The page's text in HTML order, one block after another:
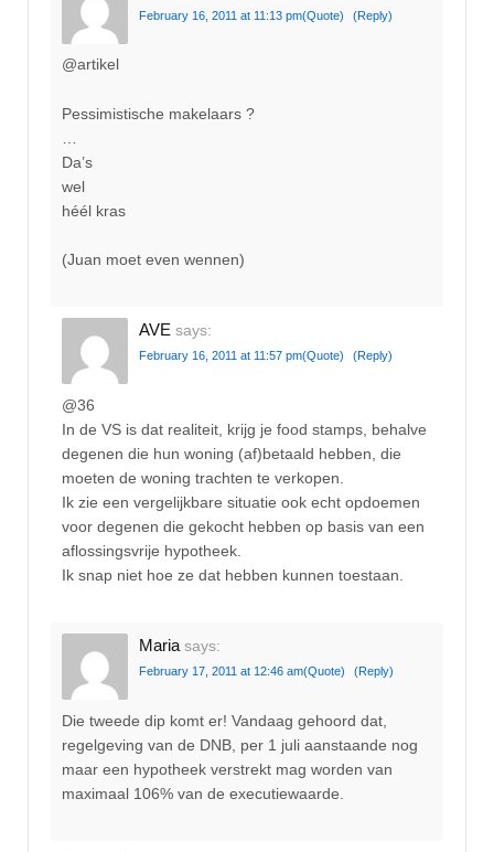
February 16, 2011 at 11:13 pm(Quote) (Reply)
@artikel
Pessimistische makelaars ?
Da’s
wel
héél kras
(Juan moet even wennen)
AVE says:
February 16, 2011 at 11:57 pm(Quote) (Reply)
@36
In de VS is dat realiteit, krijg je food stamps, behalve
degenen die hun woning (af)betaald hebben, die
moeten de woning trachten te verkopen.
Ik zie een vergelijkbare situatie ook echt opdoemen
voor degenen die gekocht hebben op basis van een
aflossingsvrije hypotheek.
Ik snap niet hoe ze dat hebben kunnen toestaan.
Maria says:
February 17, 2011 at 12:46 am(Quote) (Reply)
Die tweede dip komt er! Vandaag gehoord dat,
regelgeving van de DNB, per 1 juli aanstaande nog
maar een hypotheek verstrekt mag worden van
maximaal 106% van de executiewaarde.